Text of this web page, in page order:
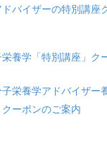
バイザーの特別講座
養学「特別講座」ク
子栄養学アドバイザ
ーポンのご案内